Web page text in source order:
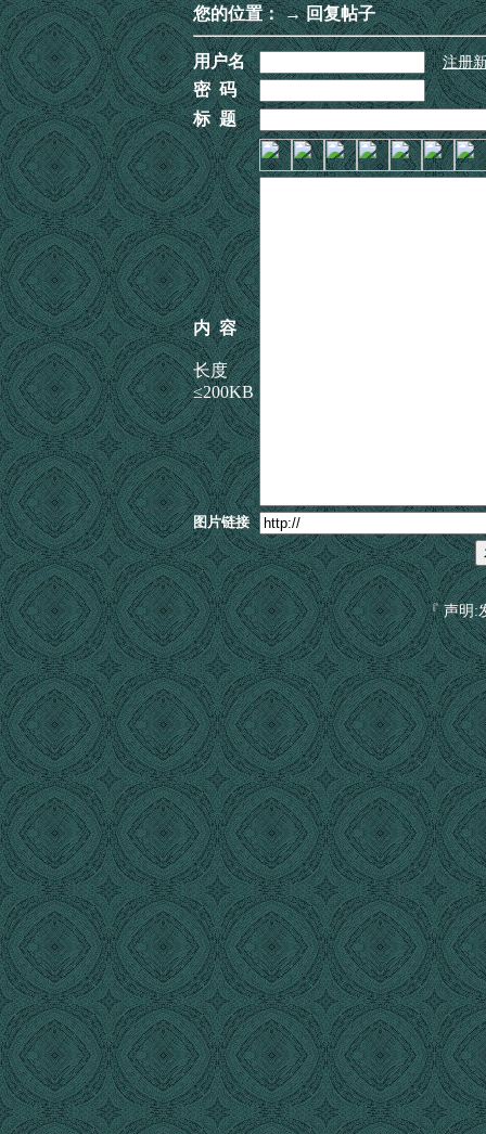
您的位置：→ 回复帖子
用户名 注册
密 码
标 题
内 容
长度
≤200KB
图片链接
『 声明: